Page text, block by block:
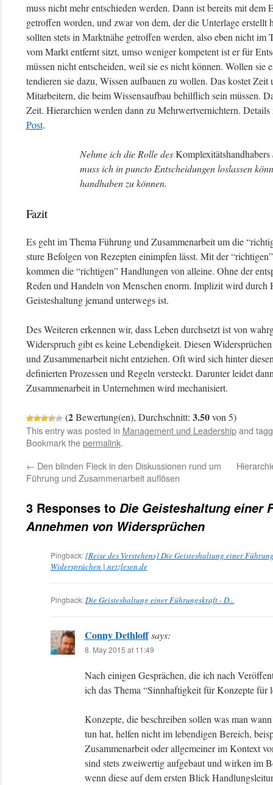
muss nicht mehr entschieden werden. Dann ist bereits mit dem
getroffen worden, und zwar von dem, der die Unterlage erstellt
sollten stets in Marktnähe getroffen werden, also eben nicht im
vom Markt entfernt sitzt, umso weniger kompetent ist er für
müssen nicht entscheiden, weil sie es nicht können. Wollen sie
tendieren sie dazu, Wissen aufbauen zu wollen. Das kostet
Mitarbeitern, die beim Wissensaufbau behilflich sein müssen.
Zeit. Hierarchien werden dann zu Mehrwertvernichtern.
Post.
Nehme ich die Rolle desKomplexitätshandhabers
muss ich in puncto Entscheidungen loslassen
handhaben zu können.
Fazit
Es geht im Thema Führung und Zusammenarbeit um die
sture Befolgen von Rezepten einimpfen lässt. Mit der
kommen die “richtigen” Handlungen von alleine. Ohne der
Reden und Handeln von Menschen enorm. Implizit wird durch
Geisteshaltung jemand unterwegs ist.
Des Weiteren erkennen wir, dass Leben durchsetzt ist von
Widerspruch gibt es keine Lebendigkeit. Diesen
und Zusammenarbeit nicht entziehen. Oft wird sich hinter
definierten Prozessen und Regeln versteckt. Darunter leidet
Zusammenarbeit in Unternehmen wird mechanisiert.
(2Bewertung(en), Durchschnitt: 3.50von 5)
This entry was posted in Management und Leadershipand
Bookmark thepermalink.
← Den blinden Fleck in den Diskussionen rund um
Führung und Zusammenarbeit auflösen
3 Responses to Die Geisteshaltung einer
Annehmen von Widersprüchen
Pingback:[Reise des Verstehens] Die Geisteshaltung einer
Widersprüchen | netzlesen.de
Pingback:Die Geisteshaltung einer Führungskraft - D...
Conny Dethloff says:
8. May 2015 at 11:49
Nach einigen Gesprächen, die ich nach
ich das Thema “Sinnhaftigkeit für Konzepte für
Konzepte, die beschreiben sollen was man
tun hat, helfen nicht im lebendigen Bereich,
Zusammenarbeit oder allgemeiner im Kontext
sind stets zweiwertig aufgebaut und wirken im
wenn diese auf dem ersten Blick